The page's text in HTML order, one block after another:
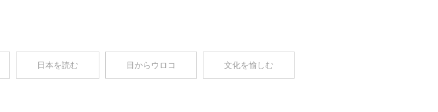
日本を読む 目からウロコ 文化を愉しむ